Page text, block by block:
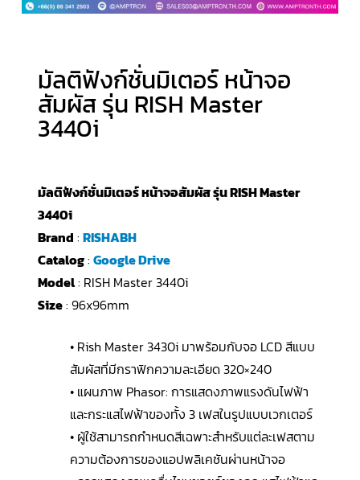
มัลติฟังก์ชั่นมิเตอร์ หน้าจอ
สัมผัส รุ่น RISH Master
3440i
มัลติฟังก์ชั่นมิเตอร์ หน้าจอสัมผัส รุ่น RISH Master
3440i
Brand : RISHABH
Catalog: Google Drive
Model: RISH Master 3440i
Size: 96x96mm
• Rish Master 3430i มาพร้อมกับจอ LCD สีแบบ
สัมผัสที่มีกราฟิกความละเอียด 320×240
• แผนภาพ Phasor: การแสดงภาพแรงดันไฟฟ้า
และกระแสไฟฟ้าของทั้ง 3 เฟสในรูปแบบเวกเตอร์
• ผู้ใช้สามารถกำหนดสีเฉพาะสำหรับแต่ละเฟสตาม
ความต้องการของแอปพลิเคชันผ่านหน้าจอ